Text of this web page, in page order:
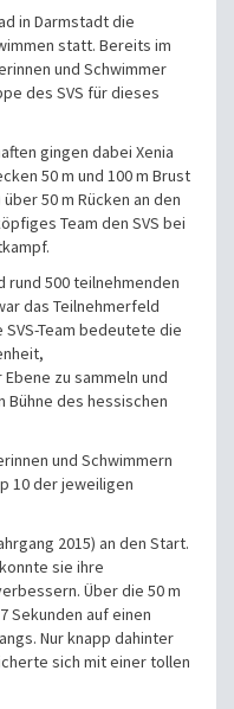
in Darmstadt die
statt. Bereits im
und Schwimmer
des SVS für dieses
gingen dabei Xenia
50 m und 100 m Brust
50 m Rücken an den
Team den SVS bei
rund 500 teilnehmenden
das Teilnehmerfeld
Team bedeutete die
zu sammeln und
des hessischen
und Schwimmern
10 der jeweiligen
2015) an den Start.
sie ihre
Über die 50 m
Sekunden auf einen
Nur knapp dahinter
sich mit einer tollen